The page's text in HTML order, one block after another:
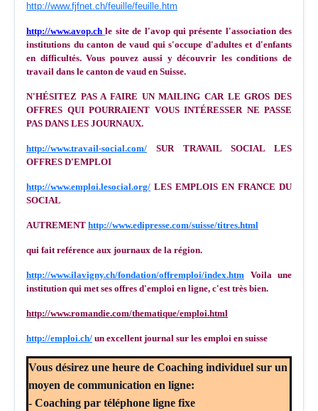
http://www.fjfnet.ch/feuille/feuille.htm
http://www.avop.ch le site de l'avop qui présente l'association des
institutions du canton de vaud qui s'occupe d'adultes et d'enfants
en difficultés. Vous pouvez aussi y découvrir les conditions de
travail dans le canton de vaud en Suisse.
N'HÉSITEZ PAS A FAIRE UN MAILING CAR LE GROS DES
OFFRES QUI POURRAIENT VOUS INTÉRESSER NE PASSE
PAS DANS LES JOURNAUX.
http://www.travail-social.com/ SUR TRAVAIL SOCIAL LES
OFFRES D'EMPLOI
http://www.emploi.lesocial.org/ LES EMPLOIS EN FRANCE DU
SOCIAL
AUTREMENT http://www.edipresse.com/suisse/titres.html
qui fait reférence aux journaux de la région.
http://www.ilavigny.ch/fondation/offremploi/index.htm Voila une
institution qui met ses offres d'emploi en ligne, c'est très bien.
http://www.romandie.com/thematique/emploi.html
http://emploi.ch/ un excellent journal sur les emploi en suisse
Vous désirez une heure de Coaching individuel sur un
moyen de communication en ligne:
- Coaching par téléphone ligne fixe